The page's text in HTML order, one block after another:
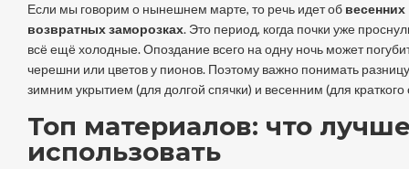
Если мы говорим о нынешнем марте, то речь идет об весенних
возвратных заморозках. Это период, когда почки уже
всё ещё холодные. Опоздание всего на одну ночь может
черешни или цветов у пионов. Поэтому важно понимать
зимним укрытием (для долгой спячки) и весенним (для краткого
Топ материалов: что
использовать